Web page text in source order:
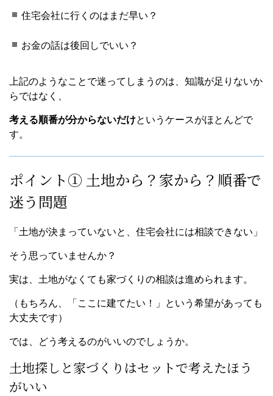
住宅会社に行くのはまだ早い？
お金の話は後回しでいい？
上記のようなことで迷ってしまうのは、知識が足りないか
らではなく、
考える順番が分からないだけというケースがほとんどで
す。
ポイント① 土地から？家から？順番で
迷う問題
「土地が決まっていないと、住宅会社には相談できない」
そう思っていませんか？
実は、土地がなくても家づくりの相談は進められます。
（もちろん、「ここに建てたい！」という希望があっても
大丈夫です）
では、どう考えるのがいいのでしょうか。
土地探しと家づくりはセットで考えたほう
がいい